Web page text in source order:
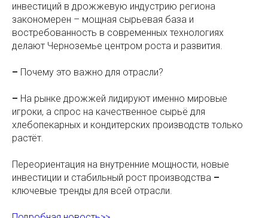
инвестиций в дрожжевую индустрию региона
закономерен – мощная сырьевая база и
востребованность в современных технологиях
делают Черноземье центром роста и развития.
– Почему это важно для отрасли?
– На рынке дрожжей лидируют именно мировые
игроки, а спрос на качественное сырьё для
хлебопекарных и кондитерских производств только
растёт.
Переориентация на внутренние мощности, новые
инвестиции и стабильный рост производства –
ключевые тренды для всей отрасли.